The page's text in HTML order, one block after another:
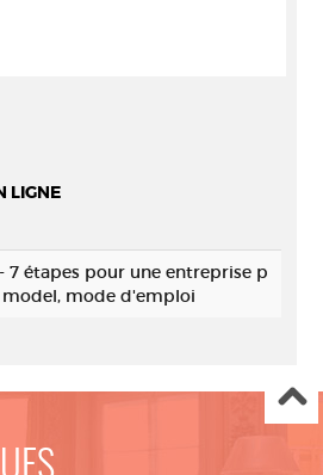
LIGNE
7 étapes pour une entreprise p
model, mode d'emploi